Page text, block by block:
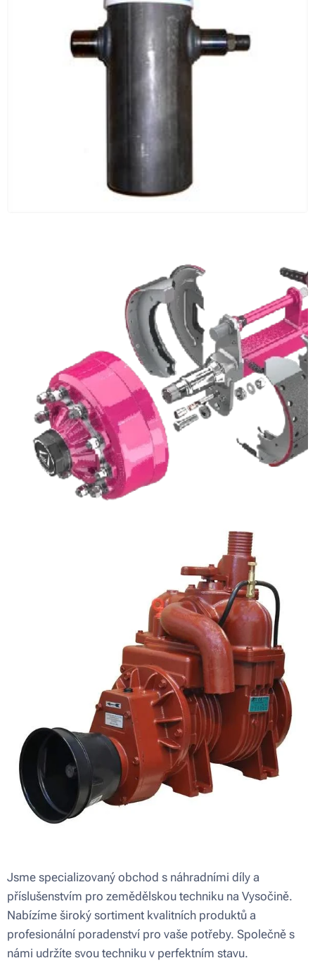
Jsme specializovaný obchod s náhradními díly a
příslušenstvím pro zemědělskou techniku na Vysočině.
Nabízíme široký sortiment kvalitních produktů a
profesionální poradenství pro vaše potřeby. Společně s
námi udržíte svou techniku v perfektním stavu.